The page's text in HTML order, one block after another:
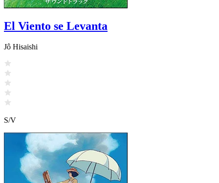
El Viento se Levanta
Jô Hisaishi
S/V